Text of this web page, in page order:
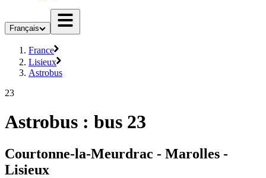
Français
France
Lisieux
Astrobus
23
Astrobus : bus 23
Courtonne-la-Meurdrac - Marolles -
Lisieux